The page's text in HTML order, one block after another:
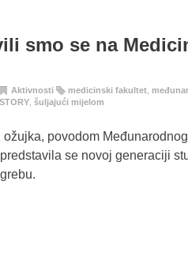
smo se na
Aktivnosti medicinski fakultet
šuljajući mijelom
ožujka, povodom
se novoj generaciji